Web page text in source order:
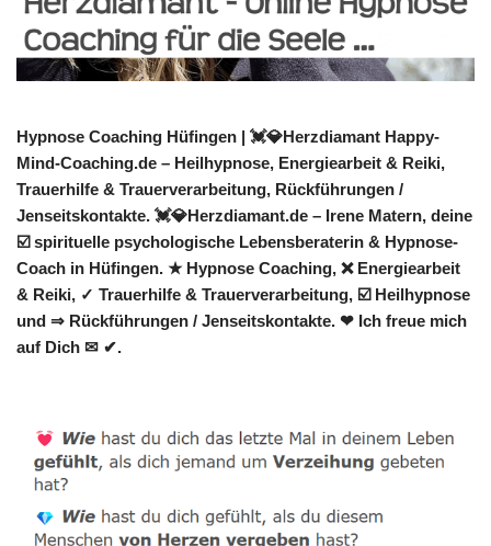
Hypnose Coaching Hüfingen | 💓️💎Herzdiamant Happy-
Mind-Coaching.de – Heilhypnose, Energiearbeit & Reiki,
Trauerhilfe & Trauerverarbeitung, Rückführungen /
Jenseitskontakte. 💓️💎Herzdiamant.de – Irene Matern, deine
☑️ spirituelle psychologische Lebensberaterin & Hypnose-
Coach in Hüfingen. ★ Hypnose Coaching, ❌ Energiearbeit
& Reiki, ✓ Trauerhilfe & Trauerverarbeitung, ☑️ Heilhypnose
und ⇒ Rückführungen / Jenseitskontakte. ❤ Ich freue mich
auf Dich ✉ ✔.